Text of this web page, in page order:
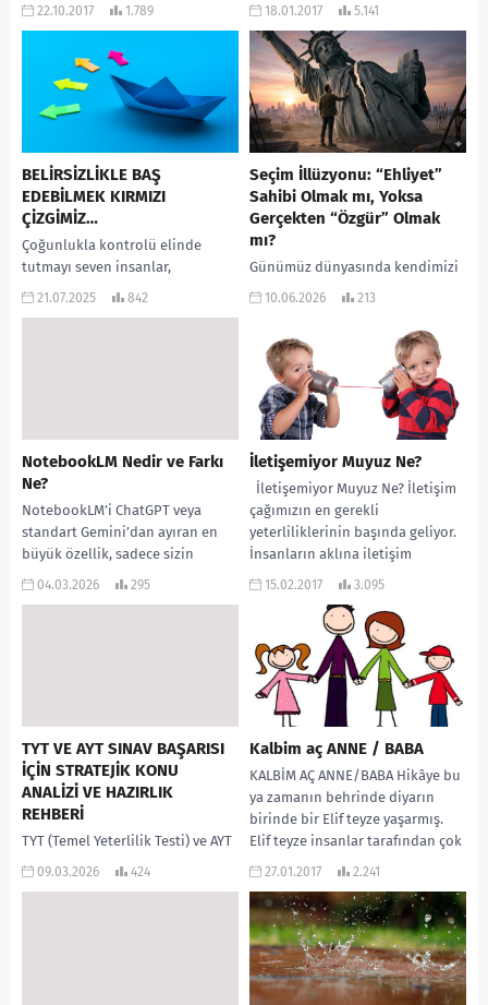
22.10.2017 1.789
başlıyorlar...
18.01.2017 5.141
BELİRSİZLİKLE BAŞ
EDEBİLMEK KIRMIZI
ÇİZGİMİZ…
Çoğunlukla kontrolü elinde
tutmayı seven insanlar,
belirsizlikle baş etmek için
21.07.2025 842
Seçim İllüzyonu: “Ehliyet”
Sahibi Olmak mı, Yoksa
Gerçekten “Özgür” Olmak
mı?
Günümüz dünyasında kendimizi
ne kadar “özgür” hissediyoruz?
kahveyi içeceğimizi seçebilmek,
saçımızı istediğimiz renge
boyatabilmek, mağaza
raflarından dilediğimiz...
10.06.2026 213
NotebookLM Nedir ve Farkı
Ne?
NotebookLM’i ChatGPT veya
standart Gemini’dan ayıran en
büyük özellik, sadece sizin
yüklediğiniz kaynaklara (belgeler,
04.03.2026 295
İletişemiyor Muyuz Ne?
İletişemiyor Muyuz Ne? İletişim
çağımızın en gerekli
yeterliliklerinin başında geliyor.
İnsanların aklına iletişim
dendiğinde sadece nedense
15.02.2017 3.095
TYT VE AYT SINAV BAŞARISI
İÇİN STRATEJİK KONU
ANALİZİ VE HAZIRLIK
REHBERİ
TYT (Temel Yeterlilik Testi) ve AYT
(Alan Yeterlilik Testi)
09.03.2026 424
Kalbim aç ANNE / BABA
KALBİM AÇ ANNE/BABA Hikâye bu
ya zamanın behrinde diyarın
birinde bir Elif teyze yaşarmış.
Elif teyze insanlar tarafından çok
sevilen...
27.01.2017 2.241